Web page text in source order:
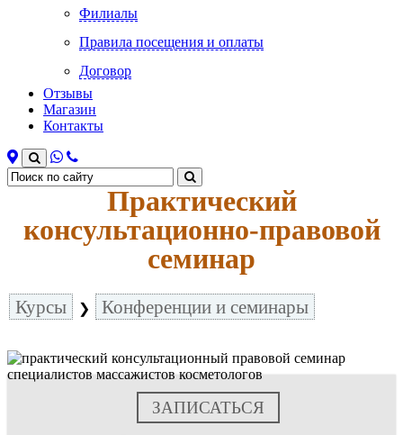
Филиалы
Правила посещения и оплаты
Договор
Отзывы
Магазин
Контакты
Практический
консультационно-правовой
семинар
Курсы ❯ Конференции и семинары
ЗАПИСАТЬСЯ